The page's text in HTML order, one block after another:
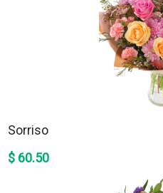
Sorriso
$ 60.50